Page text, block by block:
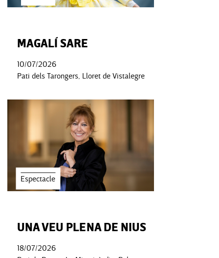
MAGALÍ SARE
10/07/2026
Pati dels Tarongers, Lloret de Vistalegre
Espectacle
UNA VEU PLENA DE NIUS
18/07/2026